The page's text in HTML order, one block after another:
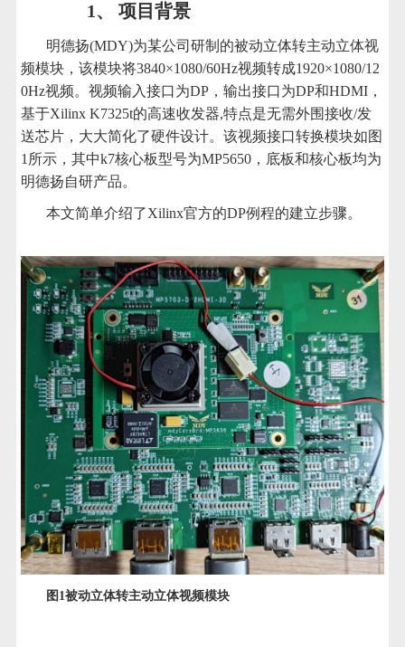
1、 项目背景
明德扬(MDY)为某公司研制的被动立体转主动立体视
频模块，该模块将3840×1080/60Hz视频转成1920×1080/12
0Hz视频。视频输入接口为DP，输出接口为DP和HDMI，
基于Xilinx K7325t的高速收发器,特点是无需外围接收/发
送芯片，大大简化了硬件设计。该视频接口转换模块如图
1所示，其中k7核心板型号为MP5650，底板和核心板均为
明德扬自研产品。
本文简单介绍了Xilinx官方的DP例程的建立步骤。
图1被动立体转主动立体视频模块